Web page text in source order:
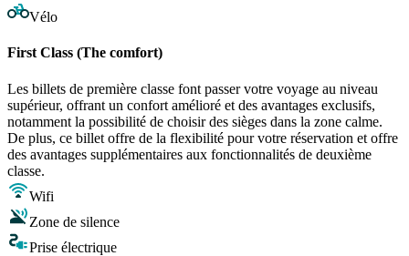
Vélo
First Class (The comfort)
Les billets de première classe font passer votre voyage au niveau
supérieur, offrant un confort amélioré et des avantages exclusifs,
notamment la possibilité de choisir des sièges dans la zone calme.
De plus, ce billet offre de la flexibilité pour votre réservation et offre
des avantages supplémentaires aux fonctionnalités de deuxième
classe.
Wifi
Zone de silence
Prise électrique